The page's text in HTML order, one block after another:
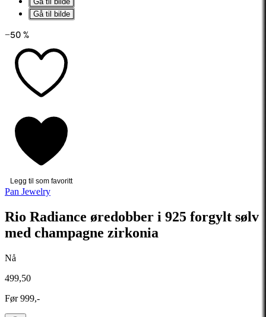
Gå til bilde
−50 %
Legg til som favoritt
Pan Jewelry
Rio Radiance øredobber i 925 forgylt sølv
med champagne zirkonia
Nå
499,50
Før 999,-